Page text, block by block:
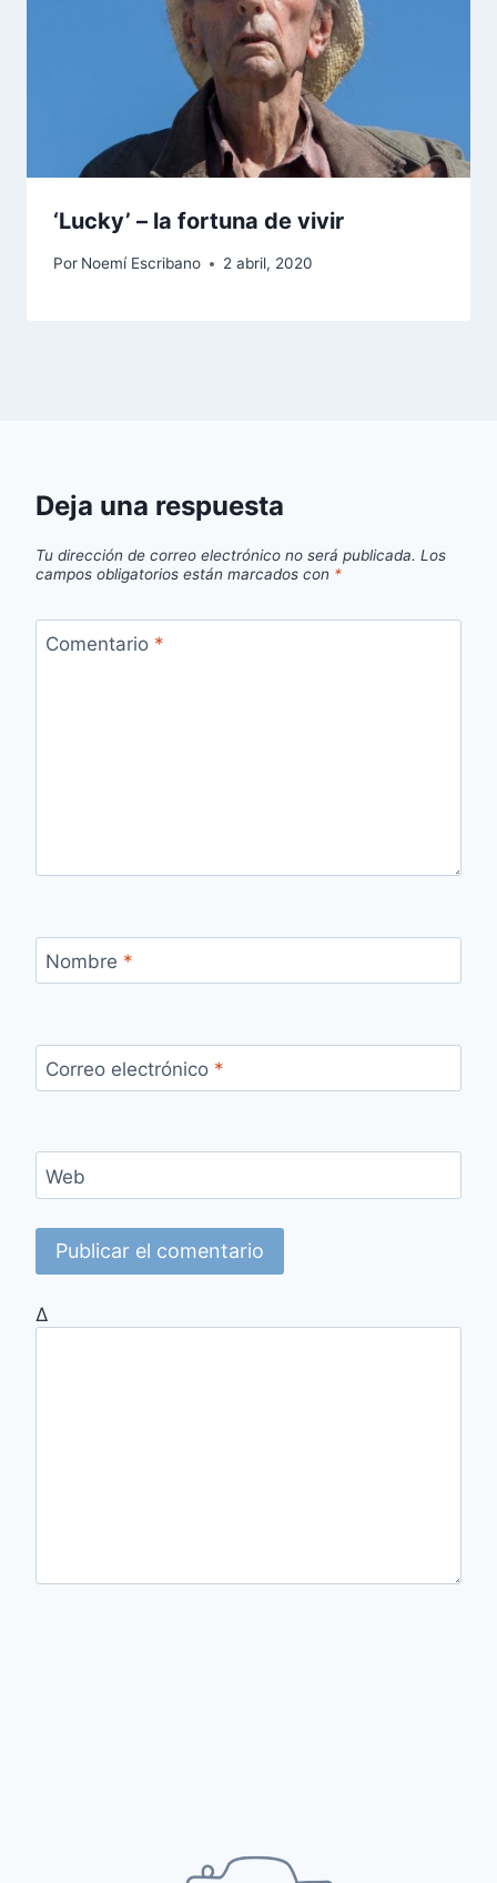
‘Lucky’ – la fortuna de vivir
Por Noemí Escribano 2 abril, 2020
Deja una respuesta
Tu dirección de correo electrónico no será publicada. Los
campos obligatorios están marcados con *
Comentario *
Nombre *
Correo electrónico *
Web
Δ